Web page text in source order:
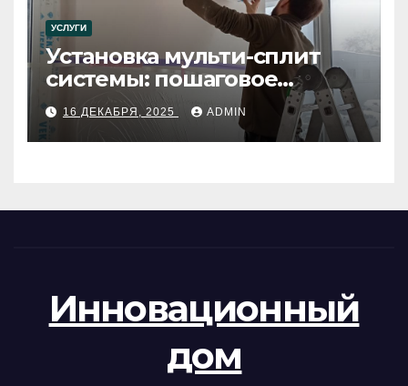
УСЛУГИ
Установка мульти-сплит
системы: пошаговое
руководство
16 ДЕКАБРЯ, 2025 ADMIN
Инновационный
дом